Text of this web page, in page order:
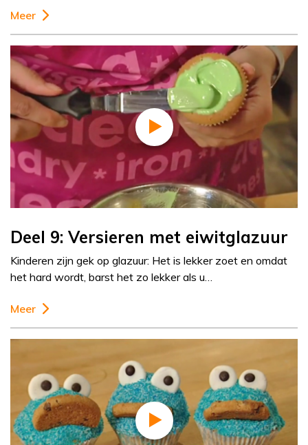
Meer
Deel 9: Versieren met eiwitglazuur
Kinderen zijn gek op glazuur: Het is lekker zoet en omdat
het hard wordt, barst het zo lekker als u…
Meer